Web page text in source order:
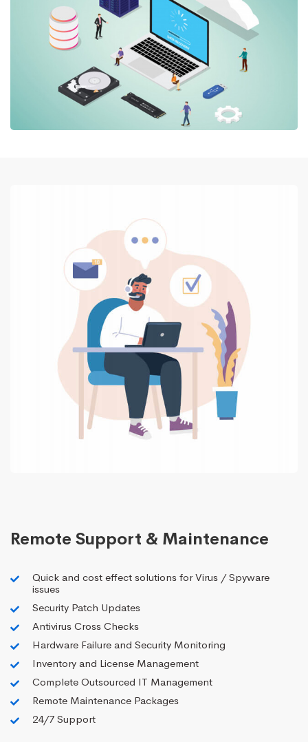
Remote Support & Maintenance
Quick and cost effect solutions for Virus / Spyware
issues
Security Patch Updates
Antivirus Cross Checks
Hardware Failure and Security Monitoring
Inventory and License Management
Complete Outsourced IT Management
Remote Maintenance Packages
24/7 Support